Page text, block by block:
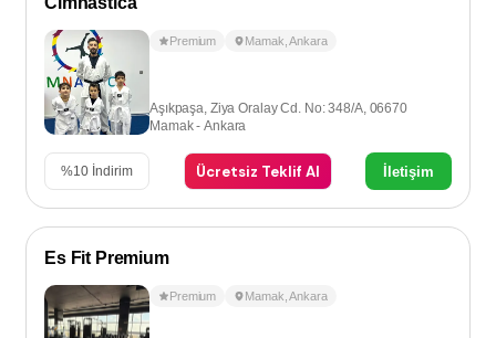
Premium Mamak ,Ankara
Aşıkpaşa, Ziya Oralay Cd. No: 348/A, 06670
Mamak - Ankara
%10 İndirim Ücretsiz Teklif Al İletişim
Es Fit Premium
Premium Mamak ,Ankara